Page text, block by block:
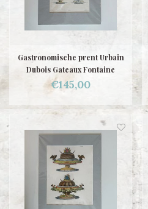
Gastronomische prent Urbain
Dubois Gateaux Fontaine
€145,00